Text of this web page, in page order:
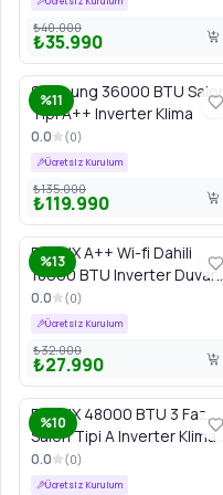
₺40.000
₺35.990
%11
Samsung 36000 BTU Salon
Tipi A++ Inverter Klima
0.0 (0)
Ücretsiz Kurulum
₺135.000
₺119.990
%13
FINLUX A++ Wi-fi Dahili
18000 BTU Inverter Duvar
Tipi Klima
0.0 (0)
Ücretsiz Kurulum
₺32.000
₺27.990
%10
FINLUX 48000 BTU 3 Faz
Salon Tipi A Inverter Klima
0.0 (0)
Ücretsiz Kurulum